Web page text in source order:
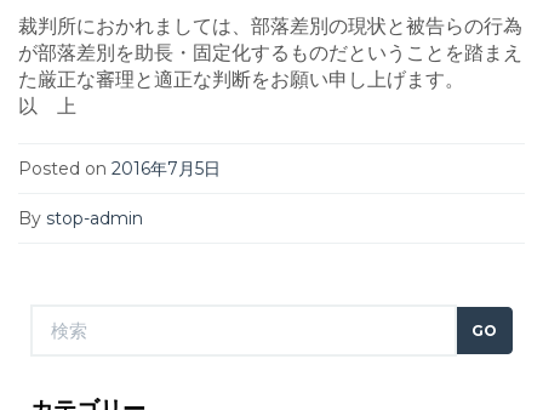
裁判所におかれましては、部落差別の現状と被告らの行為
が部落差別を助長・固定化するものだということを踏まえ
た厳正な審理と適正な判断をお願い申し上げます。
以 上
Posted on 2016年7月5日
By stop-admin